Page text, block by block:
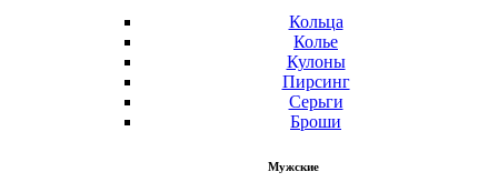
Кольца
Колье
Кулоны
Пирсинг
Серьги
Броши
Мужские